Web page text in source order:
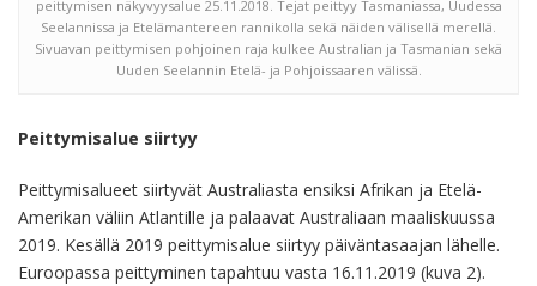
peittymisen näkyvyysalue 25.11.2018. Tejat peittyy Tasmaniassa, Uudessa
Seelannissa ja Etelämantereen rannikolla sekä näiden välisellä merellä.
Sivuavan peittymisen pohjoinen raja kulkee Australian ja Tasmanian sekä
Uuden Seelannin Etelä- ja Pohjoissaaren välissä.
Peittymisalue siirtyy
Peittymisalueet siirtyvät Australiasta ensiksi Afrikan ja Etelä-
Amerikan väliin Atlantille ja palaavat Australiaan maaliskuussa
2019. Kesällä 2019 peittymisalue siirtyy päiväntasaajan lähelle.
Euroopassa peittyminen tapahtuu vasta 16.11.2019 (kuva 2).